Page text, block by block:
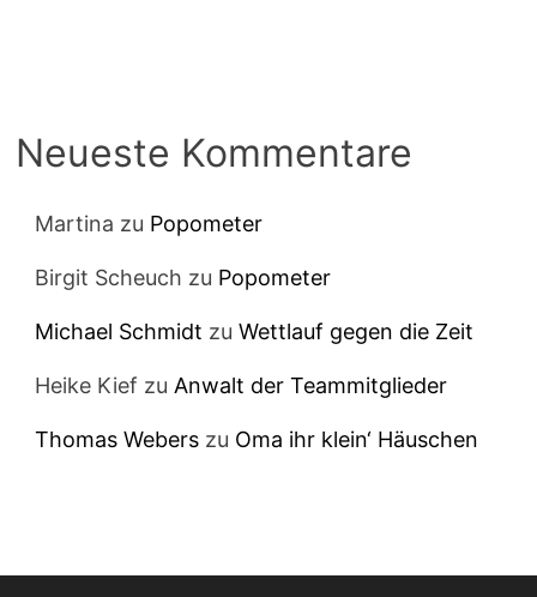
Neueste Kommentare
Martina zu Popometer
Birgit Scheuch zu Popometer
Michael Schmidt zuWettlauf gegen die Zeit
Heike Kief zu Anwalt der Teammitglieder
Thomas Webers zu Oma ihr klein‘ Häuschen